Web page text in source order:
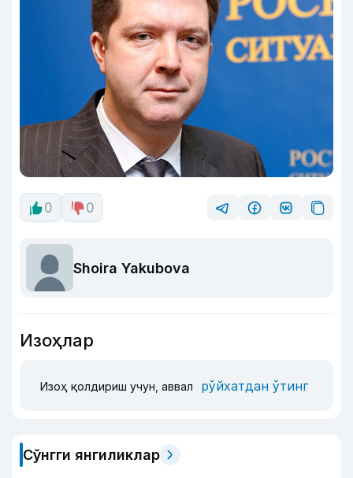
0 0
Shoira Yakubova
Изоҳлар
Изоҳ қолдириш учун, аввал рўйхатдан ўтинг
Сўнгги янгиликлар